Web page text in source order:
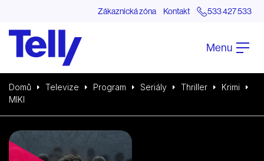
Zákaznická zóna Kontakt 533 427 533
Menu
Domů Televize Program Seriály Thriller
Krimi
MIKI